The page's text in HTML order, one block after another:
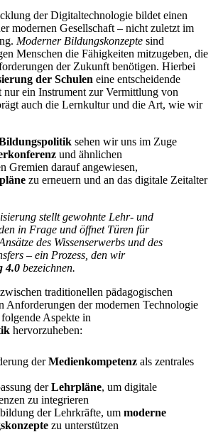
der Digitaltechnologie bildet einen
modernen Gesellschaft – nicht zuletzt im
Moderner Bildungskonzepte sind
Menschen die Fähigkeiten mitzugeben, die
der Zukunft benötigen. Hierbei
der Schulen eine entscheidende
nur ein Instrument zur Vermittlung von
auch die Lernkultur und die Art, wie wir
sehen wir uns im Zuge
und ähnlichen
Gremien darauf angewiesen,
zu erneuern und an das digitale Zeitalter
stellt gewohnte Lehr- und
in Frage und öffnet Türen für
des Wissenserwerbs und des
– ein Prozess, den wir
4.0 bezeichnen.
traditionellen pädagogischen
Anforderungen der modernen Technologie
Aspekte in
hervorzuheben:
derMedienkompetenz als zentrales
derLehrpläne, um digitale
zu integrieren
der Lehrkräfte, um moderne
zu unterstützen